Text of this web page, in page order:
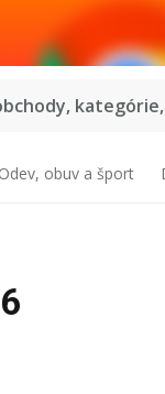
Odev, obuv a šport